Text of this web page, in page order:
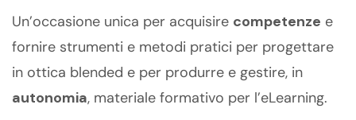
Un’occasione unica per acquisire competenze e
fornire strumenti e metodi pratici per progettare
in ottica blended e per produrre e gestire, in
autonomia, materiale formativo per l’eLearning.